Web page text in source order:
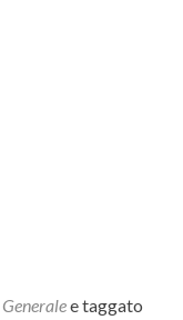
Generalee taggato